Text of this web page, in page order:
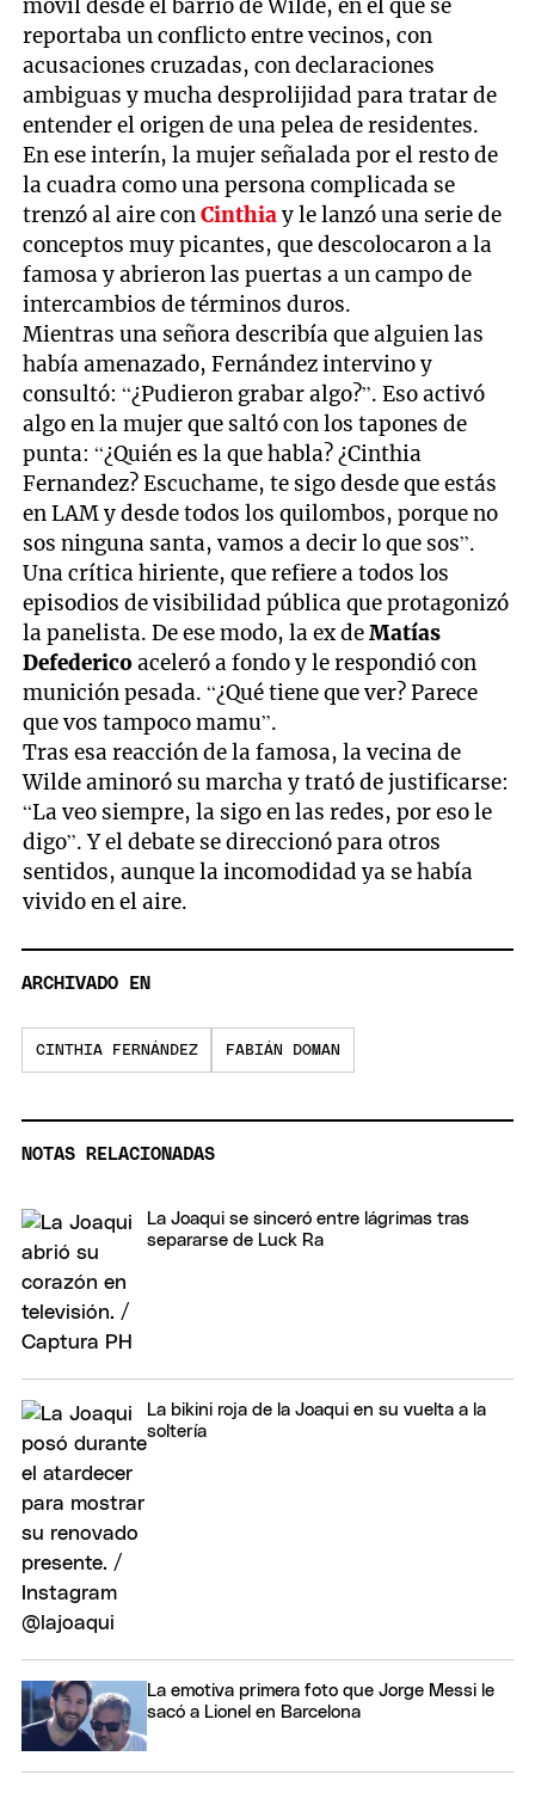
móvil desde el barrio de Wilde, en el que se
reportaba un conflicto entre vecinos, con
acusaciones cruzadas, con declaraciones
ambiguas y mucha desprolijidad para tratar de
entender el origen de una pelea de residentes.
En ese interín, la mujer señalada por el resto de
la cuadra como una persona complicada se
trenzó al aire conCinthiay le lanzó una serie de
conceptos muy picantes, que descolocaron a la
famosa y abrieron las puertas a un campo de
intercambios de términos duros.
Mientras una señora describía que alguien las
había amenazado, Fernández intervino y
consultó: “¿Pudieron grabar algo?”. Eso activó
algo en la mujer que saltó con los tapones de
punta: “¿Quién es la que habla? ¿Cinthia
Fernandez? Escuchame, te sigo desde que estás
en LAM y desde todos los quilombos, porque no
sos ninguna santa, vamos a decir lo que sos”.
Una crítica hiriente, que refiere a todos los
episodios de visibilidad pública que protagonizó
la panelista. De ese modo, la ex deMatías
Defedericoaceleró a fondo y le respondió con
munición pesada. “¿Qué tiene que ver? Parece
que vos tampoco mamu”.
Tras esa reacción de la famosa, la vecina de
Wilde aminoró su marcha y trató de justificarse:
“La veo siempre, la sigo en las redes, por eso le
digo”. Y el debate se direccionó para otros
sentidos, aunque la incomodidad ya se había
vivido en el aire.
ARCHIVADO EN
CINTHIA FERNÁNDEZ FABIÁN DOMAN
NOTAS RELACIONADAS
La Joaqui se sinceró entre lágrimas tras
separarse de Luck Ra
La bikini roja de la Joaqui en su vuelta a la
soltería
La emotiva primera foto que Jorge Messi le
sacó a Lionel en Barcelona